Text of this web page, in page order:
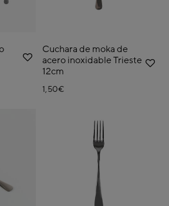
Cuchara de moka de
acero inoxidable Trieste
12cm
1,50€